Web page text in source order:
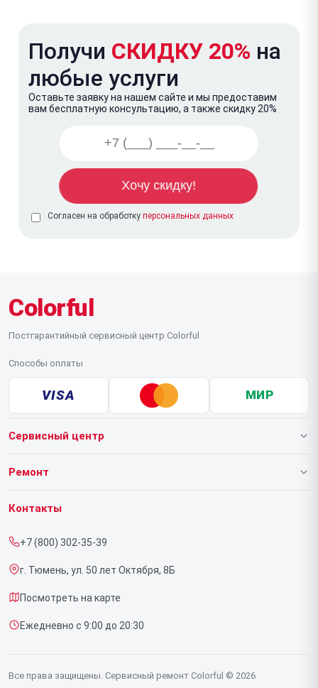
Получи СКИДКУ 20% на
любые услуги
Оставьте заявку на нашем сайте и мы предоставим
вам бесплатную консультацию, а также скидку 20%
Согласен на обработку персональных данных
Colorful
Постгарантийный сервисный центр Colorful
Способы оплаты
VISA МИР
Сервисный центр
О нашем сервисе
Срочный ремонт
Доставка и способы оплаты
Диагностика
Контакты
Ремонт
Ноутбуков
Контакты
+7 (800) 302-35-39
г. Тюмень, ул. 50 лет Октября, 8Б
Посмотреть на карте
Ежедневно с 9:00 до 20:30
Все права защищены. Сервисный ремонт Colorful © 2026